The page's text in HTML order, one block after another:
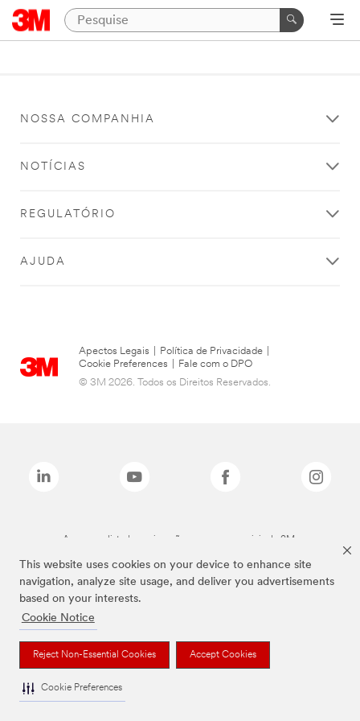
This website uses cookies on your device to enhance site
navigation, analyze site usage, and deliver you advertisements
based on your interests.
Cookie Notice
Reject Non-Essential Cookies Accept Cookies
Cookie Preferences
NOSSA COMPANHIA
NOTÍCIAS
REGULATÓRIO
AJUDA
Apectos Legais Política de Privacidade
Cookie Preferences
Fale com o DPO
© 3M 2026. Todos os Direitos Reservados.
As marcas listadas a cima são marcas comerciais da 3M.